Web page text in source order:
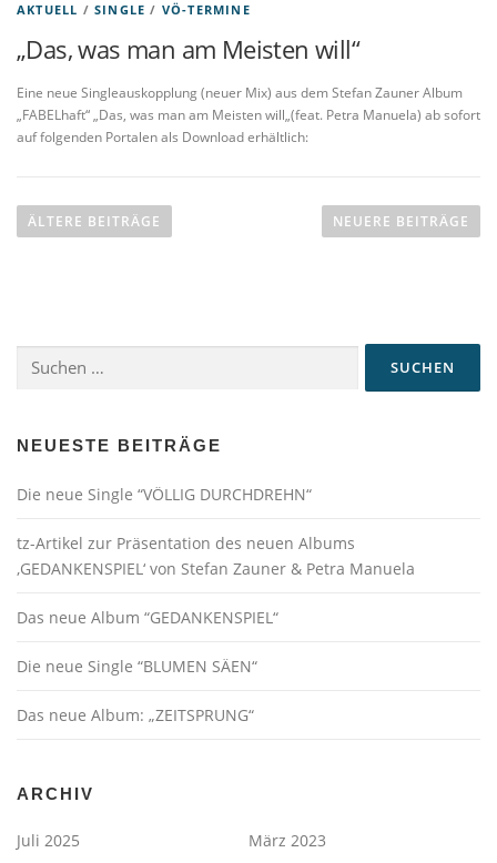
AKTUELL /SINGLE / VÖ-TERMINE
„Das, was man am Meisten will“
Eine neue Singleauskopplung (neuer Mix) aus dem Stefan Zauner Album
„FABELhaft“ „Das, was man am Meisten will„(feat. Petra Manuela) ab sofort
auf folgenden Portalen als Download erhältlich:
e
a
i
g
a
i
n
ÄLTERE BEITRÄGE NEUERE BEITRÄGE
nach:
NEUESTE BEITRÄGE
Die neue Single “VÖLLIG DURCHDREHN“
tz-Artikel zur Präsentation des neuen Albums
‚GEDANKENSPIEL‘ von Stefan Zauner & Petra Manuela
Das neue Album “GEDANKENSPIEL“
Die neue Single “BLUMEN SÄEN“
Das neue Album: „ZEITSPRUNG“
ARCHIV
Juli 2025
März 2023